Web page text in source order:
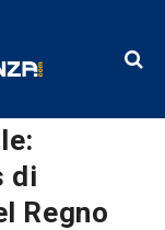
di
Regno